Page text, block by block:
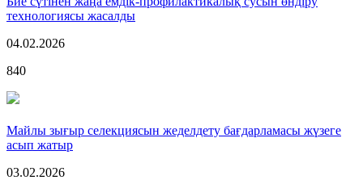
технологиясы жасалды
04.02.2026
840
Майлы зығыр селекциясын жеделдету бағдарламасы жүзеге
асып жатыр
03.02.2026